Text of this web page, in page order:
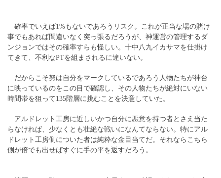
確率でいえば1%もないであろうリスク。これが正当な場の賭け
事でもあれば間違いなく突っ張るだろうが、神運営の管理するダ
ンジョンではその確率すらも怪しい。十中八九イカサマを仕掛け
てきて、不利なPTを組まされるに違いない。
だからこそ努は自分をマークしているであろう人物たちが神台
に映っているのをこの目で確認し、その人物たちが絶対にいない
時間帯を狙って135階層に挑むことを決意していた。
アルドレット工房に近しいかつ自分に悪意を持つ者とさえ当た
らなければ、少なくとも壮絶な戦いになんてならない。特にアル
ドレット工房側についた者は純粋な金目当てだ。それならこちら
側が倍でも出せばすぐに手の平を返すだろう。